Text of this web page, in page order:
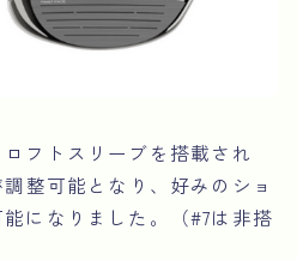
フトスリーブを搭載され
整可能となり、好みのショ
になりました。（#7は非搭